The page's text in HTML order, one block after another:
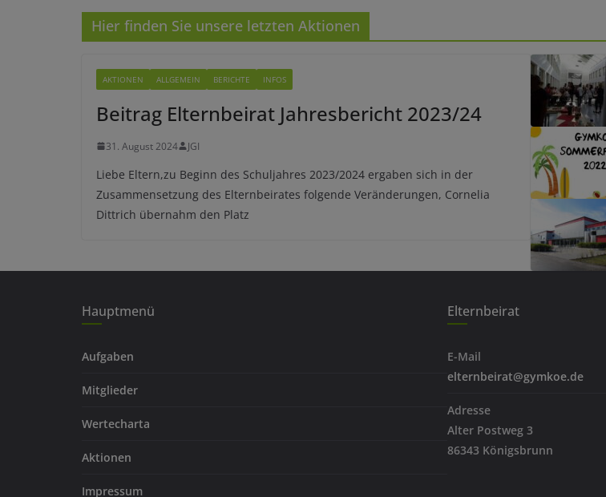
Hier finden Sie unsere letzten Aktionen
AKTIONEN ALLGEMEIN BERICHTE INFOS
Beitrag Elternbeirat Jahresbericht 2023/24
31. August 2024 JGI
Liebe Eltern,zu Beginn des Schuljahres 2023/2024 ergaben sich in der
Zusammensetzung des Elternbeirates folgende Veränderungen, Cornelia
Dittrich übernahm den Platz
Hauptmenü
Aufgaben
Mitglieder
Wertecharta
Aktionen
Impressum
Elternbeirat
E-Mail
elternbeirat@gymkoe.de
Adresse
Alter Postweg 3
86343 Königsbrunn